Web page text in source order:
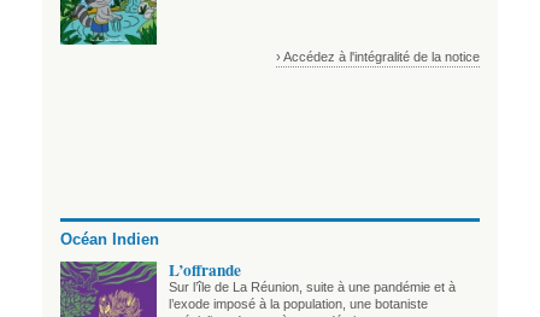
› Accédez à l'intégralité de la notice
Océan Indien
L’offrande
Sur l’île de La Réunion, suite à une pandémie et à
l’exode imposé à la population, une botaniste